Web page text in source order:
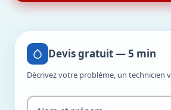
Devis gratuit — 5 min
Décrivez votre problème, un technicien